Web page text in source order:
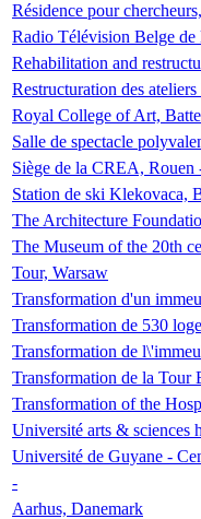
Résidence pour
Radio Télévision Belge de
Rehabilitation and
Restructuration des
Royal College of Art,
Salle de spectacle
Siège de la CREA,
Station de ski Klekovaca,
The Architecture
The Museum of the 20th
Tour, Warsaw
Transformation d'un
Transformation de 530
Transformation de
Transformation de la Tour
Transformation of the
Université arts & sciences
Université de Guyane -
-
Aarhus, Danemark